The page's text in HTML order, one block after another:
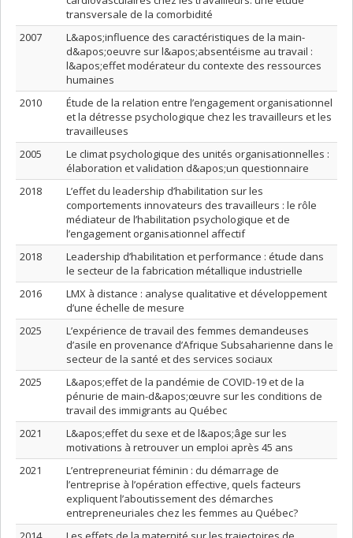
transversale de la comorbidité
2007
L&apos;influence des caractéristiques de la main-
d&apos;oeuvre sur l&apos;absentéisme au travail :
l&apos;effet modérateur du contexte des ressources
humaines
2010
Étude de la relation entre l’engagement organisationnel
et la détresse psychologique chez les travailleurs et les
travailleuses
2005
Le climat psychologique des unités organisationnelles :
élaboration et validation d&apos;un questionnaire
2018
L’effet du leadership d’habilitation sur les
comportements innovateurs des travailleurs : le rôle
médiateur de l’habilitation psychologique et de
l’engagement organisationnel affectif
2018
Leadership d’habilitation et performance : étude dans
le secteur de la fabrication métallique industrielle
2016
LMX à distance : analyse qualitative et développement
d’une échelle de mesure
2025
L’expérience de travail des femmes demandeuses
d’asile en provenance d’Afrique Subsaharienne dans le
secteur de la santé et des services sociaux
2025
L&apos;effet de la pandémie de COVID-19 et de la
pénurie de main-d&apos;œuvre sur les conditions de
travail des immigrants au Québec
2021
L&apos;effet du sexe et de l&apos;âge sur les
motivations à retrouver un emploi après 45 ans
2021
L’entrepreneuriat féminin : du démarrage de
l’entreprise à l’opération effective, quels facteurs
expliquent l’aboutissement des démarches
entrepreneuriales chez les femmes au Québec?